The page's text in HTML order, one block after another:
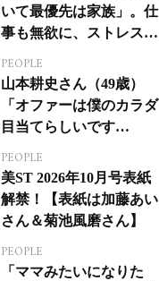
いて最優先は家族」。仕
事も無欲に、ストレスを
PEOPLE
山本耕史さん（49歳）
「オファーは僕のカラダ
目当てらしいです
ジカルへの挑戦
PEOPLE
美ST 2026年10月号表紙
解禁！【表紙は加藤あい
さん＆菊池風磨さん】
PEOPLE
「ママみたいになりた